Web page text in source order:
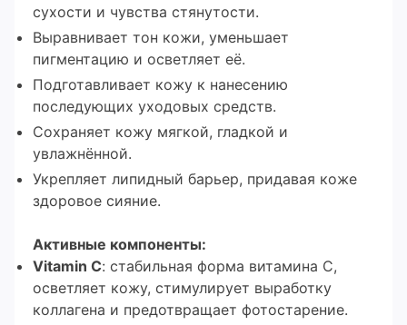
сухости и чувства стянутости.
Выравнивает тон кожи, уменьшает
пигментацию и осветляет её.
Подготавливает кожу к нанесению
последующих уходовых средств.
Сохраняет кожу мягкой, гладкой и
увлажнённой.
Укрепляет липидный барьер, придавая коже
здоровое сияние.
Активные компоненты:
Vitamin С: стабильная форма витамина С,
осветляет кожу, стимулирует выработку
коллагена и предотвращает фотостарение.